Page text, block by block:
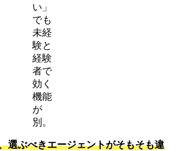
い」
でも
未経
験と
経験
者で
効く
機能
が
別。
選ぶべきエージェントがそもそも違